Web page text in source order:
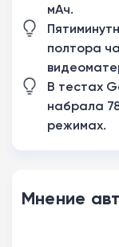
мАч.
полтора
В тестах
набрала
режимах.
Мнение